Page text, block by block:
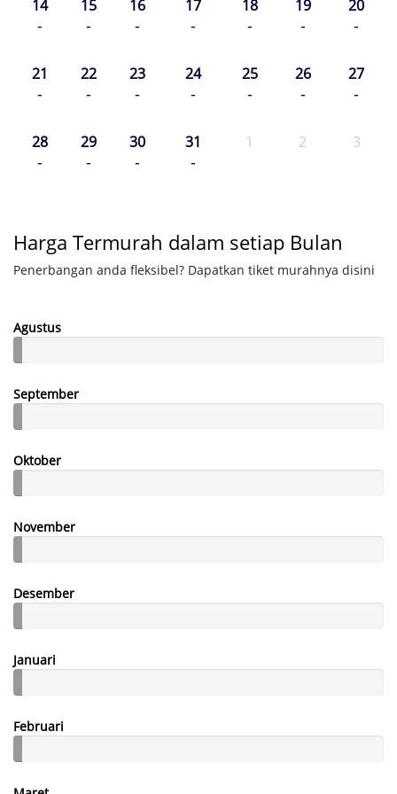
14
-
15
-
16
-
17
-
18
-
19
-
20
-
21
-
22
-
23
-
24
-
25
-
26
-
27
-
28
-
29
-
30
-
31
-
1 2 3
Harga Termurah dalam setiap Bulan
Penerbangan anda fleksibel? Dapatkan tiket murahnya disini
Agustus
September
Oktober
November
Desember
Januari
Februari